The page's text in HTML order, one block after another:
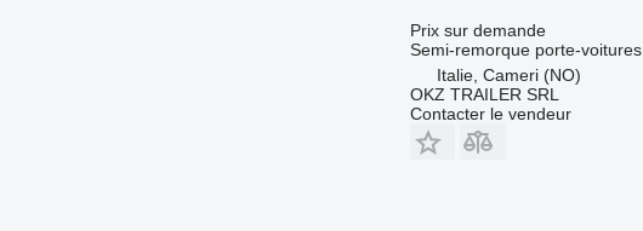
Prix sur demande
Semi-remorque porte-voitures
Italie, Cameri (NO)
OKZ TRAILER SRL
Contacter le vendeur